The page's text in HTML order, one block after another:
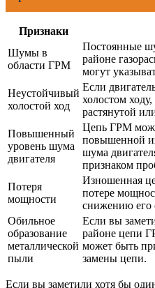
Признаки
Шумы в
области ГРМ
Постоянные
районе
могут
Неустойчивый
холостой ход
Если
холостом
растянутой
Повышенный
уровень шума
двигателя
Цепь ГРМ
повышенной
шума
признаком
Потеря
мощности
Изношенная
потере
снижению его
Обильное
образование
металлической
пыли
Если вы
районе цепи
может быть
замены цепи.
Если вы заметили хотя бы